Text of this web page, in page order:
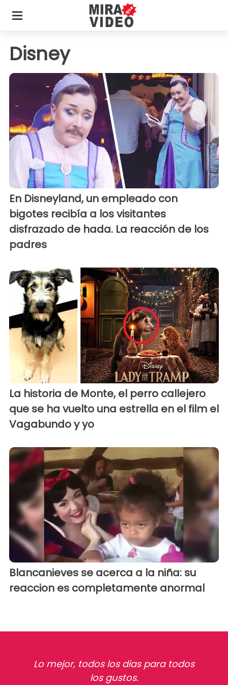
Disney
En Disneyland, un empleado con
bigotes recibía a los visitantes
disfrazado de hada. La reacción de los
padres
La historia de Monte, el perro callejero
que se ha vuelto una estrella en el film el
Vagabundo y yo
Blancanieves se acerca a la niña: su
reaccion es completamente anormal
Lo mejor, todos los dias para todos
los gustos.